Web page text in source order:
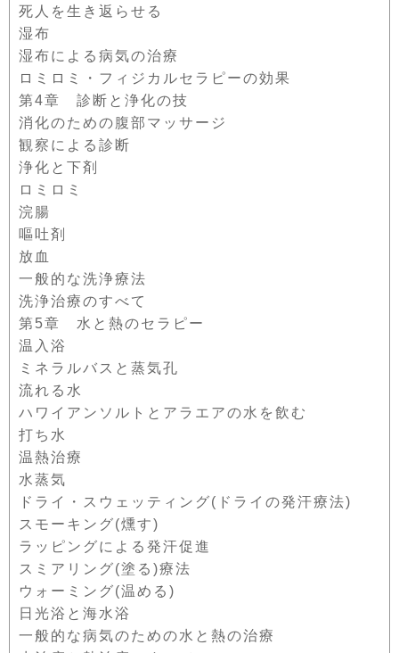
死人を生き返らせる
湿布
湿布による病気の治療
ロミロミ・フィジカルセラピーの効果
第4章 診断と浄化の技
消化のための腹部マッサージ
観察による診断
浄化と下剤
ロミロミ
浣腸
嘔吐剤
放血
一般的な洗浄療法
洗浄治療のすべて
第5章 水と熱のセラピー
温入浴
ミネラルバスと蒸気孔
流れる水
ハワイアンソルトとアラエアの水を飲む
打ち水
温熱治療
水蒸気
ドライ・スウェッティング(ドライの発汗療法)
スモーキング(燻す)
ラッピングによる発汗促進
スミアリング(塗る)療法
ウォーミング(温める)
日光浴と海水浴
一般的な病気のための水と熱の治療